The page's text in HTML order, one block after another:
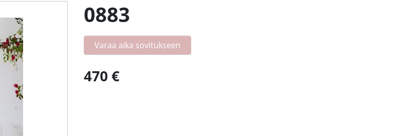
0883
Varaa aika sovitukseen
470 €